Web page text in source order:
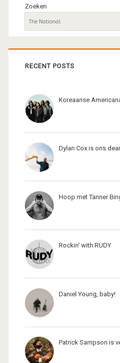
sidebar
Zoeken
RECENT POSTS
Koreaanse
Dylan Cox is ons
Hoop met Tanner
Rockin' with RUDY
Daniel Young, baby!
Patrick Sampson is